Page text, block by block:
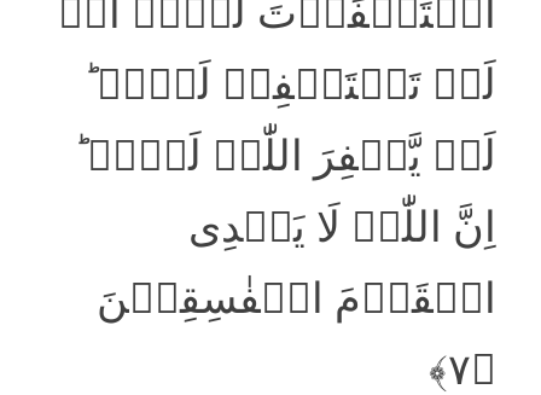
اَسۡتَغۡفَرۡتَ لَہُمۡ اَمۡ
لَمۡ تَسۡتَغۡفِرۡ لَہُمۡ ؕ
لَنۡ یَّغۡفِرَ اللّٰہُ لَہُمۡ ؕ
اِنَّ اللّٰہَ لَا یَہۡدِی
الۡقَوۡمَ الۡفٰسِقِیۡنَ
﴿۷﴾